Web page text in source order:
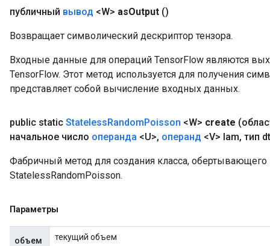
публичный вывод <W> asOutput ()
Возвращает символический дескриптор тензора.
Входные данные для операций TensorFlow являются
TensorFlow. Этот метод используется для получения
представляет собой вычисление входных данных.
public static StatelessRandomPoisson <W> create
начальное число операнда <U>, операнд <V> lam, тип
Фабричный метод для создания класса,
StatelessRandomPoisson.
Параметры
объем текущий объем